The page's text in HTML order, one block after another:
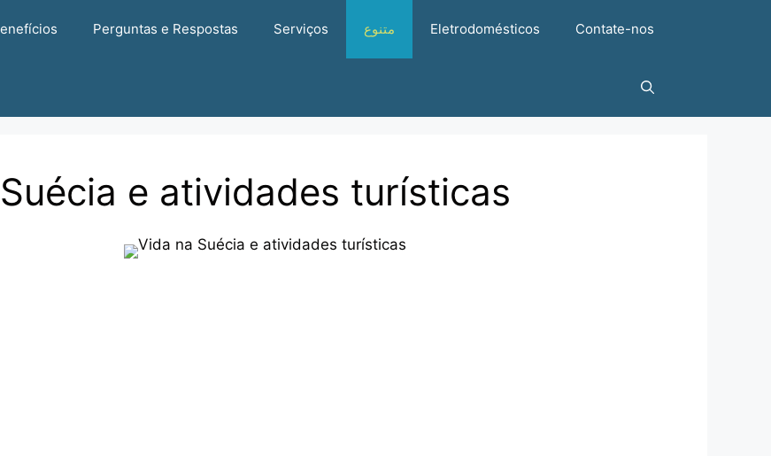
Perguntas e Respostas Serviços متنوع Eletrodomésticos Contate-nos
e atividades turísticas